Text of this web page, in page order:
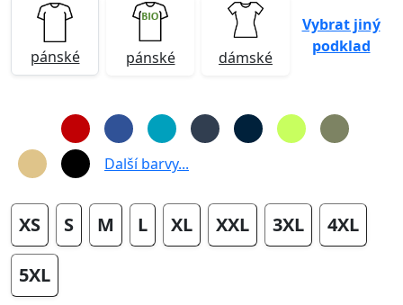
pánské pánské dámské
Vybrat jiný
podklad
Další barvy...
XS S M L XL XXL 3XL 4XL
5XL